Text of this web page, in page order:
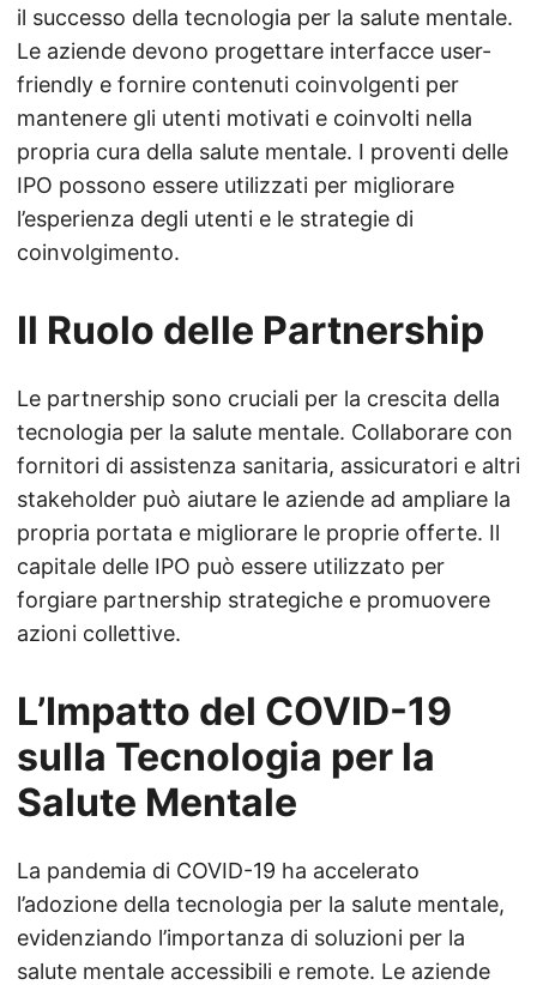
il successo della tecnologia per la salute mentale.
Le aziende devono progettare interfacce user-
friendly e fornire contenuti coinvolgenti per
mantenere gli utenti motivati e coinvolti nella
propria cura della salute mentale. I proventi delle
IPO possono essere utilizzati per migliorare
l’esperienza degli utenti e le strategie di
coinvolgimento.
Il Ruolo delle Partnership
Le partnership sono cruciali per la crescita della
tecnologia per la salute mentale. Collaborare con
fornitori di assistenza sanitaria, assicuratori e altri
stakeholder può aiutare le aziende ad ampliare la
propria portata e migliorare le proprie offerte. Il
capitale delle IPO può essere utilizzato per
forgiare partnership strategiche e promuovere
azioni collettive.
L’Impatto del COVID-19
sulla Tecnologia per la
Salute Mentale
La pandemia di COVID-19 ha accelerato
l’adozione della tecnologia per la salute mentale,
evidenziando l’importanza di soluzioni per la
salute mentale accessibili e remote. Le aziende